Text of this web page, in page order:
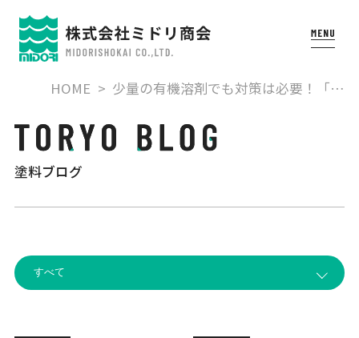
HOME 少量の有機溶剤でも対策は必要！「…
塗料ブログ